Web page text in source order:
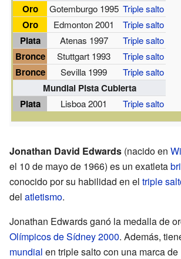
Oro
Gotemburgo 1995 Triple salto
Oro Edmonton 2001 Triple salto
Plata Atenas 1997 Triple salto
Bronce Stuttgart 1993 Triple salto
Bronce Sevilla 1999 Triple salto
Mundial Pista Cubierta
Plata
Lisboa 2001 Triple salto
Jonathan David Edwards (nacido en
el 10 de mayo de 1966) es un exatleta
conocido por su habilidad en el triple
del atletismo.
Jonathan Edwards ganó la medalla de
Olímpicos de Sídney 2000. Además,
mundial en triple salto con una marca de